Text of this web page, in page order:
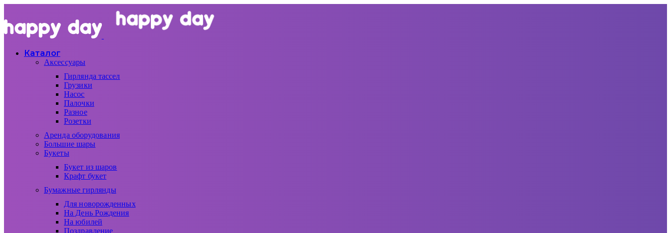
Каталог
Аксессуары
Гирлянда тассел
Грузики
Насос
Палочки
Разное
Розетки
Аренда оборудования
Большие шары
Букеты
Букет из шаров
Крафт букет
Бумажные гирлянды
Для новорожденных
На День Рождения
На юбилей
Поздравление